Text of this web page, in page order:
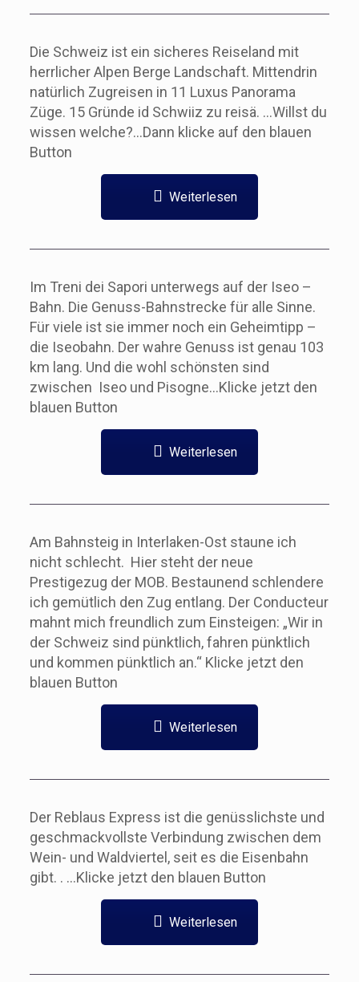
Die Schweiz ist ein sicheres Reiseland mit
herrlicher Alpen Berge Landschaft. Mittendrin
natürlich Zugreisen in 11 Luxus Panorama
Züge. 15 Gründe id Schwiiz zu reisä. …Willst du
wissen welche?…Dann klicke auf den blauen
Button
Weiterlesen
Im Treni dei Sapori unterwegs auf der Iseo –
Bahn. Die Genuss-Bahnstrecke für alle Sinne.
Für viele ist sie immer noch ein Geheimtipp –
die Iseobahn. Der wahre Genuss ist genau 103
km lang. Und die wohl schönsten sind
zwischen Iseo und Pisogne…Klicke jetzt den
blauen Button
Weiterlesen
Am Bahnsteig in Interlaken-Ost staune ich
nicht schlecht. Hier steht der neue
Prestigezug der MOB. Bestaunend schlendere
ich gemütlich den Zug entlang. Der Conducteur
mahnt mich freundlich zum Einsteigen: „Wir in
der Schweiz sind pünktlich, fahren pünktlich
und kommen pünktlich an.“ Klicke jetzt den
blauen Button
Weiterlesen
Der Reblaus Express ist die genüsslichste und
geschmackvollste Verbindung zwischen dem
Wein- und Waldviertel, seit es die Eisenbahn
gibt. . …Klicke jetzt den blauen Button
Weiterlesen